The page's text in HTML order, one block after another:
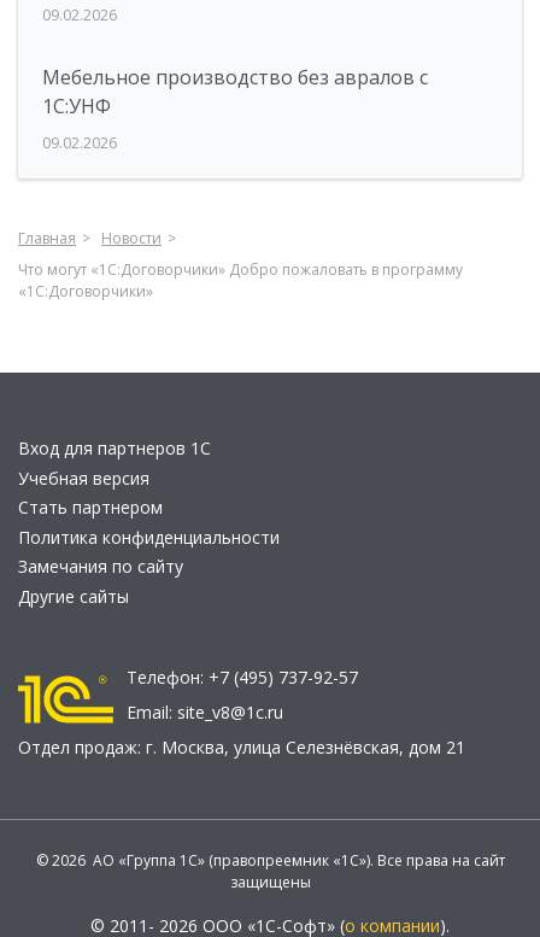
09.02.2026
Мебельное производство без авралов с
1С:УНФ
09.02.2026
Главная
Новости
Что могут «1С:Договорчики» Добро пожаловать в программу
«1С:Договорчики»
Вход для партнеров 1С
Учебная версия
Стать партнером
Политика конфиденциальности
Замечания по сайту
Другие сайты
Телефон: +7 (495) 737-92-57
Email: site_v8@1c.ru
Отдел продаж: г. Москва, улица Селезнёвская, дом 21
© 2026 АО «Группа 1С» (правопреемник «1С»). Все права на сайт
защищены
© 2011- 2026 ООО «1С-Софт» (о компании).